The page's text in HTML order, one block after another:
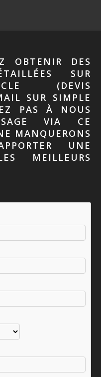
OBTENIR DES
SUR
(DEVIS
SUR SIMPLE
PAS À NOUS
VIA CE
MANQUERONS
UNE
MEILLEURS